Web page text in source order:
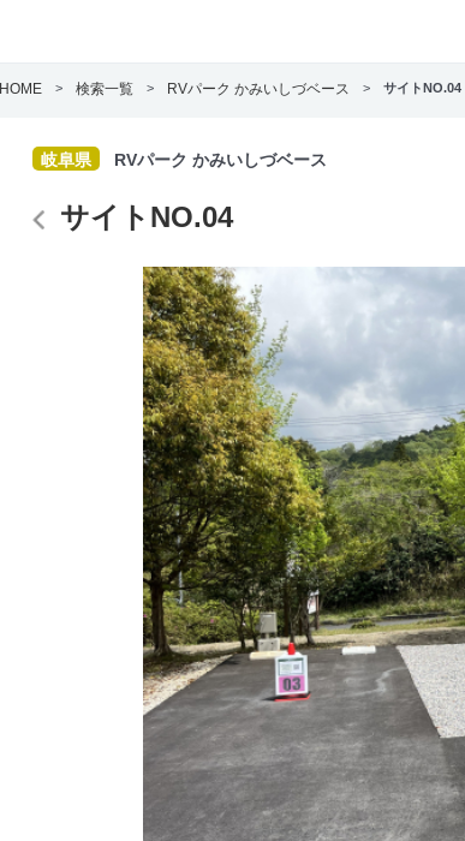
HOME > 検索一覧 > RVパーク かみいしづベース > サイトNO.04
岐阜県 RVパーク かみいしづベース
サイトNO.04